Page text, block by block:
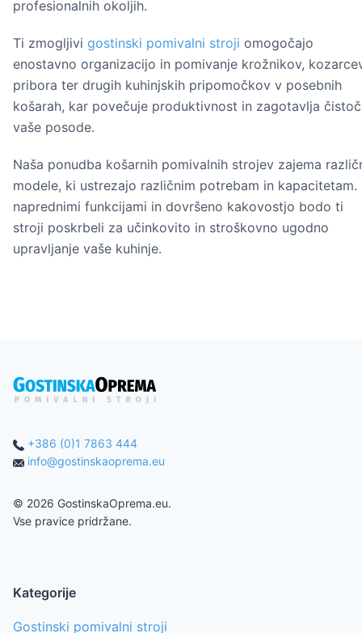
profesionalnih okoljih.
Ti zmogljivi gostinski pomivalni stroji omogočajo
enostavno organizacijo in pomivanje krožnikov,
pribora ter drugih kuhinjskih pripomočkov v posebnih
košarah, kar povečuje produktivnost in zagotavlja
vaše posode.
Naša ponudba košarnih pomivalnih strojev zajema
modele, ki ustrezajo različnim potrebam in kapacitetam.
naprednimi funkcijami in dovršeno kakovostjo bodo ti
stroji poskrbeli za učinkovito in stroškovno ugodno
upravljanje vaše kuhinje.
+386 (0)1 7863 444
info@gostinskaoprema.eu
© 2026 GostinskaOprema.eu.
Vse pravice pridržane.
Kategorije
Gostinski pomivalni stroji